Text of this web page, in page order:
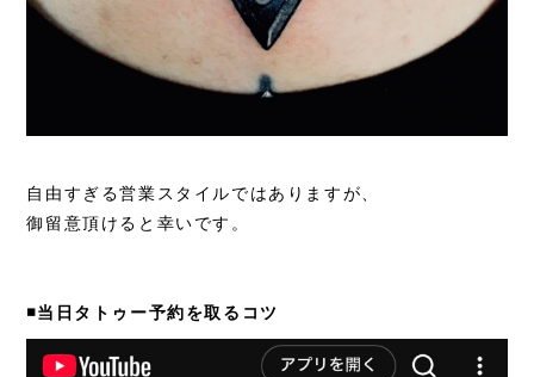
自由すぎる営業スタイルではありますが、
御留意頂けると幸いです。
◾️当日タトゥー予約を取るコツ